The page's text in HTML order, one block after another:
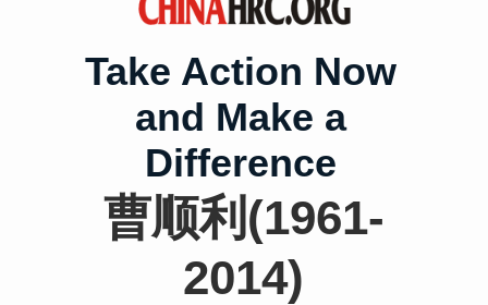
Take Action Now
and Make a
Difference
曹顺利(1961-
2014)